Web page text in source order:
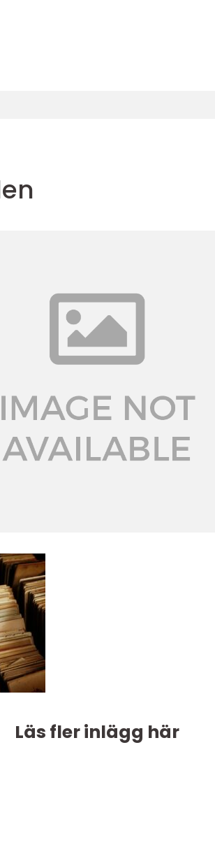
Läs fler inlägg här